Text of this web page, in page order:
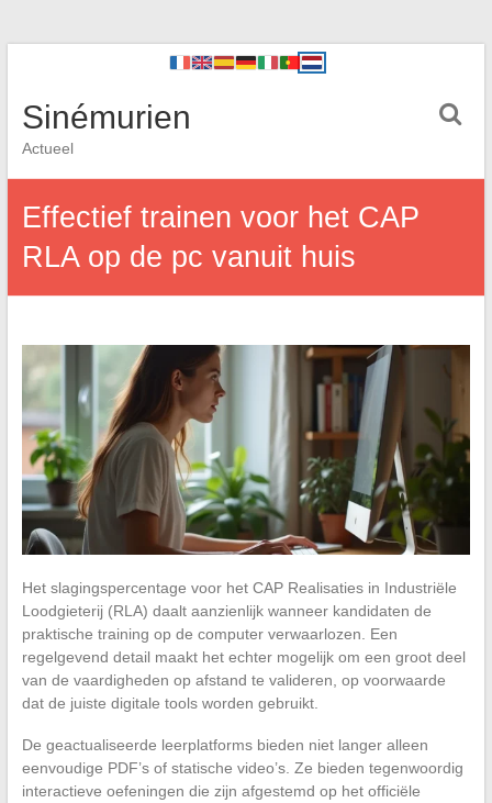
Sinémurien
Actueel
Effectief trainen voor het CAP
RLA op de pc vanuit huis
Het slagingspercentage voor het CAP Realisaties in Industriële
Loodgieterij (RLA) daalt aanzienlijk wanneer kandidaten de
praktische training op de computer verwaarlozen. Een
regelgevend detail maakt het echter mogelijk om een groot deel
van de vaardigheden op afstand te valideren, op voorwaarde
dat de juiste digitale tools worden gebruikt.
De geactualiseerde leerplatforms bieden niet langer alleen
eenvoudige PDF’s of statische video’s. Ze bieden tegenwoordig
interactieve oefeningen die zijn afgestemd op het officiële